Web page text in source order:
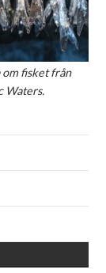
om fisket från
Waters.